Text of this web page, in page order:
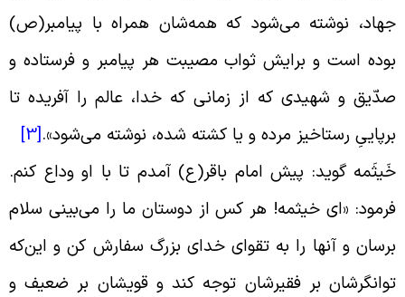
نوشته می‌شود که همه‌شان همراه با پیامبر(ص)
است و برایش ثواب مصیبت هر پیامبر و فرستاده و
و شهیدى که از زمانى که خدا، عالم را آفریده تا
رستاخیز مرده و یا کشته شده، نوشته می‌شود».
[3]
گوید: پیش امام باقر(ع) آمدم تا با او وداع کنم.
«اى خیثمه! هر کس از دوستان ما را می‌بینى سلام
و آنها را به تقواى خداى بزرگ سفارش کن و این‌که
بر فقیرشان توجه کند و قویشان بر ضعیف و